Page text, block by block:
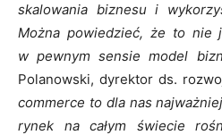
skalowania biznesu i
Można powiedzieć, że to nie
w pewnym sensie model
Polanowski, dyrektor ds.
commerce to dla nas
rynek na całym świecie